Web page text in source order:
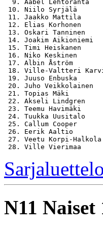
9. Aabel Lehtoranta
10. Niilo Syrjälä
11. Jaakko Mattila
12. Elias Korhonen
13. Oskari
14. Joakim
15. Timi Heiskanen
16. Niko Keskinen
17. Albin Åström
18. Ville-Valtteri
19. Juuso Enbuska
20. Juho
21. Topias Mäki
22. Akseli Lindgren
23. Teemu
24. Tuukka Uusitalo
25. Callum Cooper
26. Eerik Aaltio
27. Veetu Korpi-
Sarjaluettelo
N11 Naiset